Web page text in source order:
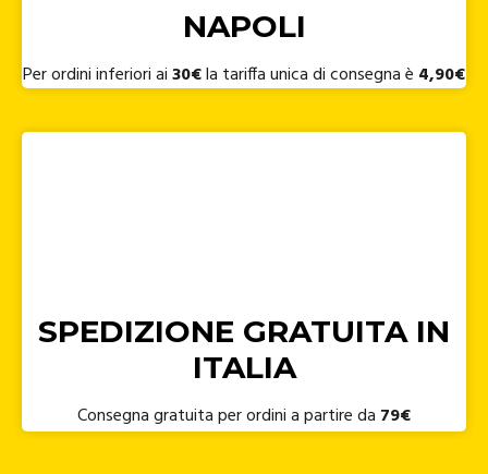
NAPOLI
Per ordini inferiori ai30€la tariffa unica di consegna è 4,90€
SPEDIZIONE GRATUITA IN
ITALIA
Consegna gratuita per ordini a partire da 79€